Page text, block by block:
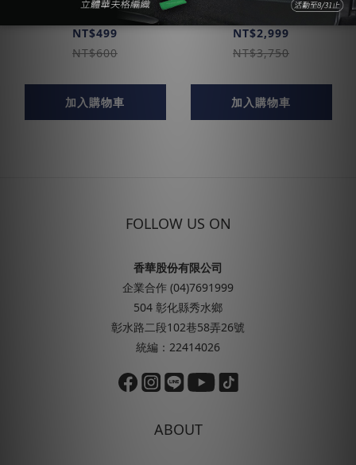
重白化
NT$499
NT$600
加入購物車
膜 PLASTIC
NT$2,999
NT$3,750
加入購物車
FOLLOW US ON
香華股份有限公司
企業合作 (04)7691999
504 彰化縣秀水鄉
彰水路二段102巷58弄26號
統編：22414026
ABOUT